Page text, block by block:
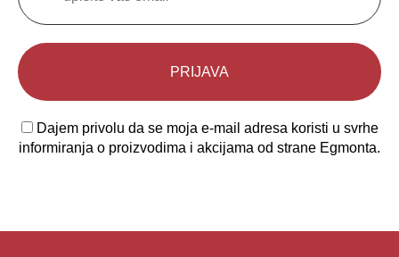
Dajem privolu da se moja e-mail adresa koristi u svrhe
informiranja o proizvodima i akcijama od strane Egmonta.